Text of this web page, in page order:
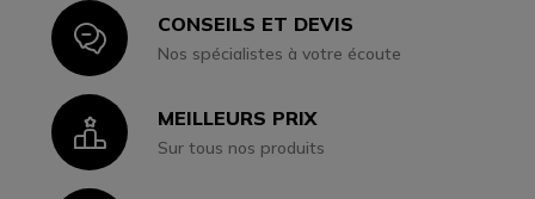
IconCONSEILS ET DEVIS
Nos spécialistes à votre écoute
IconMEILLEURS PRIX
Sur tous nos produits